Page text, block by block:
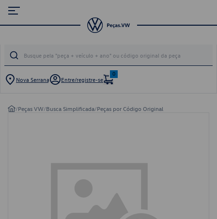
Nova Serrana Entre/registre-se
0
/Peças VW/Busca Simplificada/Peças por Código Original